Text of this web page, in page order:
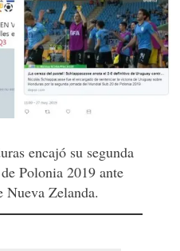
encajó su segunda
Polonia 2019 ante
Nueva Zelanda.